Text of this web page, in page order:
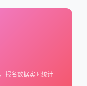
报名数据实时统计